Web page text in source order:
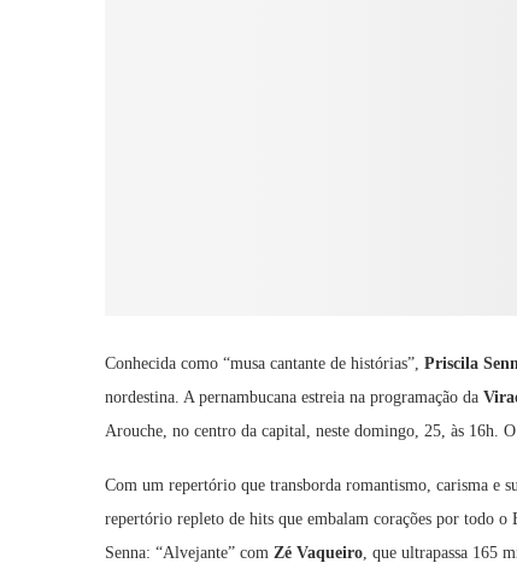
Conhecida como “musa cantante de histórias”, Priscila
nordestina. A pernambucana estreia na programação da
Arouche, no centro da capital, neste domingo, 25, às 16h.
Com um repertório que transborda romantismo, carisma e
repertório repleto de hits que embalam corações por todo
Senna: “Alvejante” com Zé Vaqueiro , que ultrapassa 165